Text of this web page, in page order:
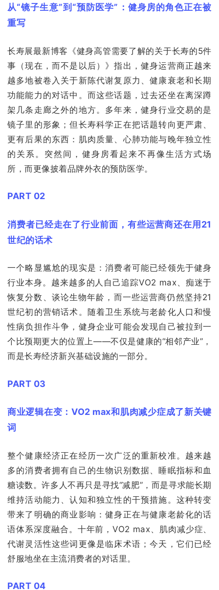
从“镜子生意”到“预防医学”：健身房的角色正在被
重写
长寿展最新博客《健身高管需要了解的关于长寿的5件
事（现在，而不是以后）》指出，健身运营商正越来
越多地被卷入关于新陈代谢复原力、健康衰老和长期
功能能力的对话中。而这些话题，过去还坐在离深蹲
架几条走廊之外的地方。多年来，健身行业交易的是
镜子里的形象；但长寿科学正在把话题转向更严肃、
更有后果的东西：肌肉质量、心肺功能与晚年独立性
的关系。突然间，健身房看起来不再像生活方式场
所，而更像披着品牌外衣的预防医学。
PART 02
消费者已经走在了行业前面，有些运营商还在用21
世纪的话术
一个略显尴尬的现实是：消费者可能已经领先于健身
行业本身。越来越多的人自己追踪VO2 max、痴迷于
恢复分数、谈论生物年龄，而一些运营商仍然坚持21
世纪初的营销话术。随着卫生系统与老龄化人口和慢
性病负担作斗争，健身企业可能会发现自己被拉到一
个比预期更大的位置上——不仅是健康的“相邻产业”，
而是长寿经济新兴基础设施的一部分。
PART 03
商业逻辑在变：VO2 max和肌肉减少症成了新关键
词
整个健康经济正在经历一次广泛的重新校准。越来越
多的消费者拥有自己的生物识别数据、睡眠指标和血
糖读数。许多人不再只是寻找“减肥”，而是寻求能长期
维持活动能力、认知和独立性的干预措施。这种转变
带来了明确的商业影响：健身正在与健康老龄化的话
语体系深度融合。十年前，VO2 max、肌肉减少症、
代谢灵活性这些词更像是临床术语；今天，它们已经
舒服地坐在主流消费者的对话里。
PART 04